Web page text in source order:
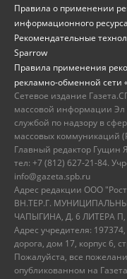
Правила о применении
информационного
Рекомендательные
Sparrow
Правила применения
рекламно-обменной сети
Сетевое издание
массовой информации
службой по надзору в
массовых коммуникаций
Главный редактор Гущин
тел: +7 (812) 627-21-84.
info@gazeta.spb.ru
Адрес редакции ООО
ВН.ТЕР.Г.
ЧАПЫГИНА, Д. 6 ЛИТЕРА
Адрес учредителя:
дорога, дом 17, корпус 6,
Пожалуйста, все
опубликованном на